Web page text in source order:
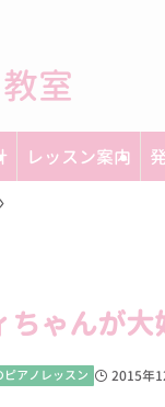
室
レッスン案内
ちゃんが
ピアノレッスン 2015年